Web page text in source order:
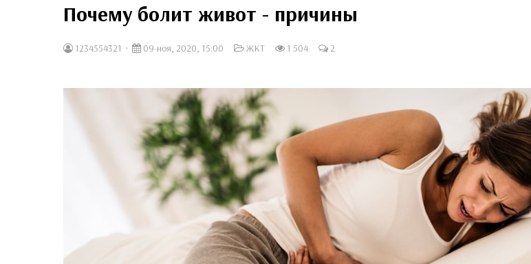
Почему болит живот - причины
1234554321 09-ноя, 2020, 15:00 ЖКТ 1 504 2